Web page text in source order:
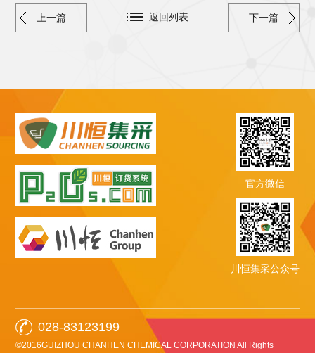
上一篇 下一篇
返回列表
官方微信
川恒集采公众号
028-83123199
©2016GUIZHOU CHANHEN CHEMICAL CORPORATION All Rights